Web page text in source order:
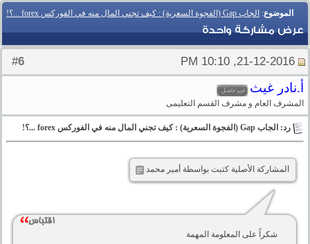
الموضوع: الجاب Gap (الفجوة السعرية) : كيف تجني المال منه في الفوركس forex ...؟!
عرض مشاركة واحدة
6
أ.نادر غيث
المشرف العام و مشرف القسم التعليمى
رد: الجاب Gap (الفجوة السعرية) : كيف تجني المال منه في الفوركس forex ...؟!
المشاركة الأصلية كتبت بواسطة أمير محمد
شكراً على المعلومة المهمة